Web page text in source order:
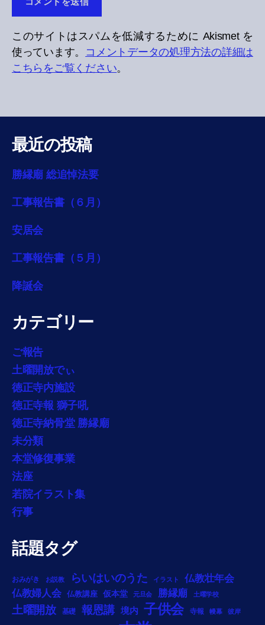
このサイトはスパムを低減するために Akismet を
使っています。 コメントデータの処理方法の詳細は
こちらをご覧ください。
最近の投稿
勝縁廟 総追悼法要
工事報告書（６月）
安居会
工事報告書（５月）
降誕会
カテゴリー
ご報告
土曜開放でぃ
徳正寺内施設
徳正寺報 獅子吼
徳正寺納骨堂 勝縁廟
未分類
本堂修復事業
法座
若院イラスト集
行事
話題タグ
おみがき お説教 らいはいのうた イラスト
仏教壮年会
仏教婦人会
仏教講座 仮本堂 元旦会 勝縁廟 土曜学校
土曜開放 基礎 報恩講 境内 子供会 寺報 幔幕 彼岸